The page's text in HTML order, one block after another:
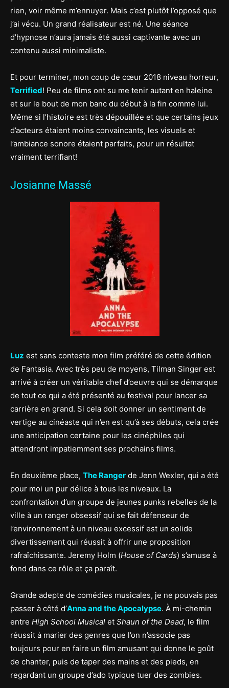
rien, voir même m’ennuyer. Mais c’est plutôt l’opposé que
j’ai vécu. Un grand réalisateur est né. Une séance
d’hypnose n’aura jamais été aussi captivante avec un
contenu aussi minimaliste.
Et pour terminer, mon coup de cœur 2018 niveau horreur,
Terrified! Peu de films ont su me tenir autant en haleine
et sur le bout de mon banc du début à la fin comme lui.
Même si l’histoire est très dépouillée et que certains jeux
d’acteurs étaient moins convaincants, les visuels et
l’ambiance sonore étaient parfaits, pour un résultat
vraiment terrifiant!
Josianne Massé
Luz est sans conteste mon film préféré de cette édition
de Fantasia. Avec très peu de moyens, Tilman Singer est
arrivé à créer un véritable chef d’oeuvre qui se démarque
de tout ce qui a été présenté au festival pour lancer sa
carrière en grand. Si cela doit donner un sentiment de
vertige au cinéaste qui n’en est qu’à ses débuts, cela crée
une anticipation certaine pour les cinéphiles qui
attendront impatiemment ses prochains films.
En deuxième place, The Ranger de Jenn Wexler, qui a été
pour moi un pur délice à tous les niveaux. La
confrontation d’un groupe de jeunes punks rebelles de la
ville à un ranger obsessif qui se fait défenseur de
l’environnement à un niveau excessif est un solide
divertissement qui réussit à offrir une proposition
rafraîchissante. Jeremy Holm (House of Cards) s’amuse à
fond dans ce rôle et ça paraît.
Grande adepte de comédies musicales, je ne pouvais pas
passer à côté d’Anna and the Apocalypse. À mi-chemin
entre High School Musical et Shaun of the Dead, le film
réussit à marier des genres que l’on n’associe pas
toujours pour en faire un film amusant qui donne le goût
de chanter, puis de taper des mains et des pieds, en
regardant un groupe d’ado typique tuer des zombies.